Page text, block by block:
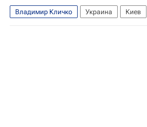
Теренс Кроуфорд
Василий Ломаченко
Конор Макгрегор
Дэвид Хэй
Владимир Кличко Украина
Киев
Москва
Анналена Бербок